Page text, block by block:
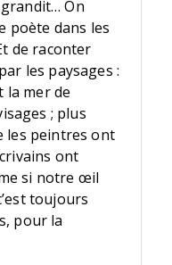
On
poète dans les
de raconter
les paysages :
la mer de
; plus
les peintres ont
ont
si notre œil
toujours
pour la